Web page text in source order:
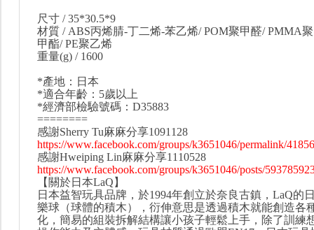
尺寸 / 35*30.5*9
材質 / ABS丙烯腈-丁二烯-苯乙烯/ POM聚甲醛/ PMMA
甲酯/ PE聚乙烯
重量(g) / 1600
*產地：日本
*適合年齡：5歲以上
*經濟部檢驗號碼：D35883
========
感謝Sherry Tu麻麻分享1091128
https://www.facebook.com/groups/k3651046/permalink/
感謝Hweiping Lin麻麻分享1110528
https://www.facebook.com/groups/k3651046/posts/
【關於日本LaQ】
日本益智玩具品牌，於1994年創立於奈良古鎮，LaQ的
樂球（球體的積木），衍伸意思是透過積木就能創造各
化，簡易的組裝拆解結構讓小孩子輕鬆上手，除了訓練